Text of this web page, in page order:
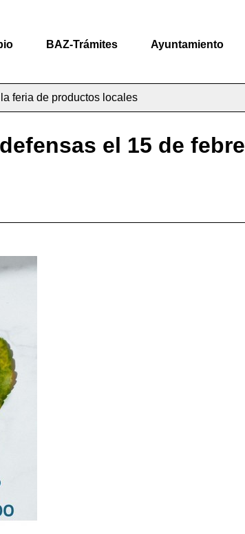
BAZ-Trámites Ayuntamiento
feria de productos locales
el 15 de